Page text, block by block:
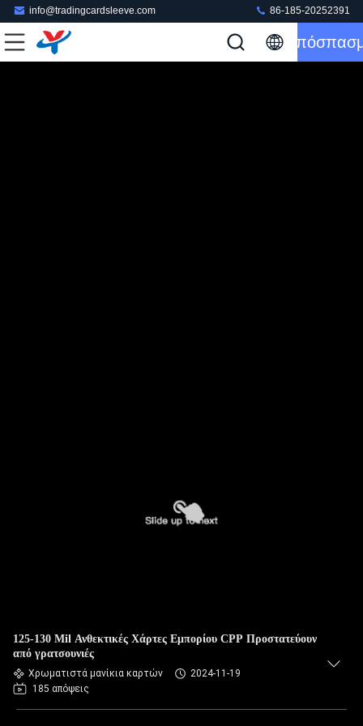
info@tradingcardsleeve.com 86-185-20252391
125-130 Mil Ανθεκτικές Χάρτες Εμπορίου CPP Προστατεύουν
από γρατσουνιές
Χρωματιστά μανίκια καρτών
2024-11-19
185 απόψεις